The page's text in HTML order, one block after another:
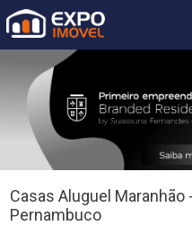
Casas Aluguel Maranhão
Pernambuco